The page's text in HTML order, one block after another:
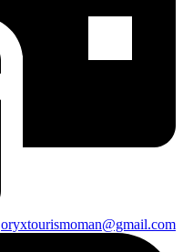
oryxtourismoman@gmail.com